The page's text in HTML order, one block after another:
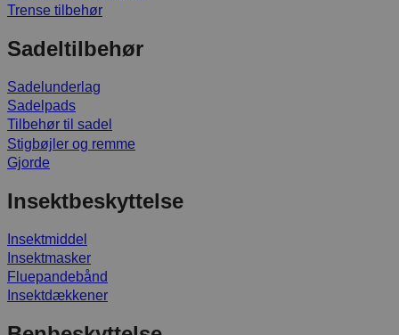
Trense tilbehør
Sadeltilbehør
Sadelunderlag
Sadelpads
Tilbehør til sadel
Stigbøjler og remme
Gjorde
Insektbeskyttelse
Insektmiddel
Insektmasker
Fluepandebånd
Insektdækkener